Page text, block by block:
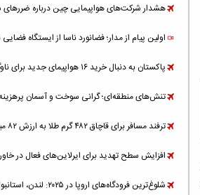
هشدار شرکت‌های هواپیمایی چین درباره ضررهای
اولین پیام از مدار؛ فضانورد ناسا از ایستگاه
پاکستان به دنبال خرید ۱۶ هواپیمای جدید برای ناوگان PIA
تنش‌های منطقه‌ای؛ گرانی سوخت و آسمان پرهزینه
ترفند مسافر برای قاچاق ۴۸۲ گرم طلا به ارزش ۸۲ میلیارد ریال
افزایش سطح تهدید برای ایرلاین‌های فعال در
شلوغ‌ترین فرودگاه‌های اروپا در ۲۰۲۵: لندن، استانبول و پاریس